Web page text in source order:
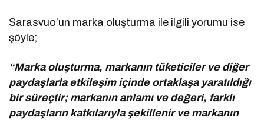
Sarasvuo’un marka oluşturma ile ilgili yorumu ise
şöyle;
“Marka oluşturma, markanın tüketiciler ve diğer
paydaşlarla etkileşim içinde ortaklaşa yaratıldığı
bir süreçtir; markanın anlamı ve değeri, farklı
paydaşların katkılarıyla şekillenir ve markanın